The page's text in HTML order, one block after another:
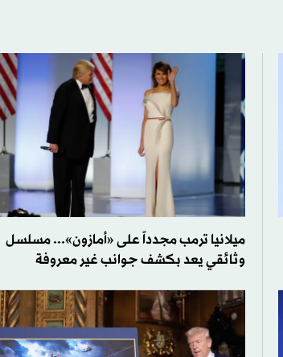
ميلانيا ترمب مجدداً على «أمازون»... مسلسل
وثائقي يعد بكشف جوانب غير معروفة